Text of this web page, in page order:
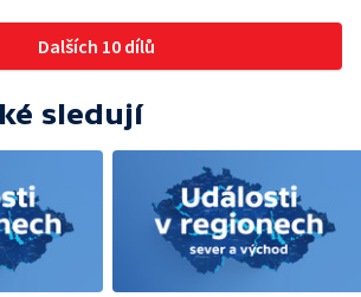
na Českolipsku — Úřednice na pachatele
napojená nebyla — Nižší zájem o Novou
zelenou úsporám — Problémy řidičů v
lesa u Velhartic — Další rozsáhlý lesní požár
Náchodsku — Znovuotevření rozhledny na
Libíně — Obchvat Náchoda je zhruba v
polovině — Požár v kempu na Pardubicku —
Wonkův most po rekonstrukci — Letiště
Václava Havla odbavilo 8 milionů cestujících
— V Plzni přibývá nelegálních graffiti
Dalších 10 dílů
sledují